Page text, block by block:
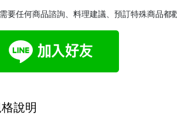
要任何商品諮詢、料理建議、預訂特殊商品都
說明